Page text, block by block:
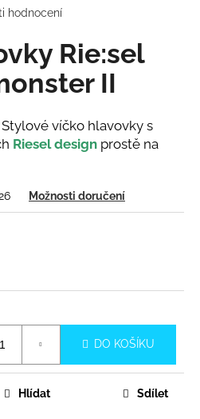
hodnocení
Rie:sel
II
Stylové víčko hlavovky s
Riesel design prostě na
Možnosti doručení
DO KOŠÍKU
Hlídat Sdílet